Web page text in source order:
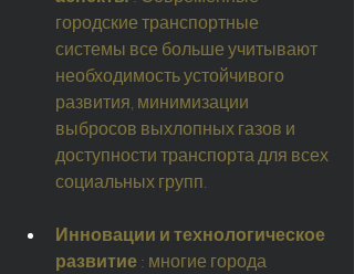
городские транспортные
системы все больше учитывают
необходимость устойчивого
развития, минимизации
выбросов выхлопных газов и
доступности транспорта для всех
социальных групп.
Инновации и технологическое
развитие : многие города